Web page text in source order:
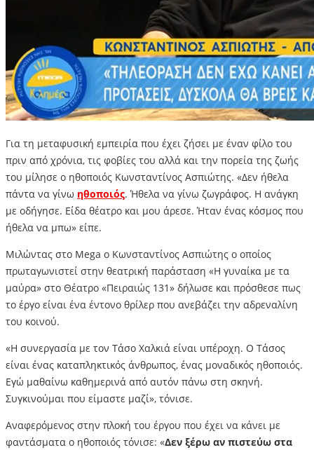
Για τη μεταφυσική εμπειρία που έχει ζήσει με έναν φίλο του
πριν από χρόνια, τις φοβίες του αλλά και την πορεία της ζωής
του μίλησε ο ηθοποιός Κωνσταντίνος Ασπιώτης. «Δεν ήθελα
πάντα να γίνω ηθοποιός. Ήθελα να γίνω ζωγράφος. Η ανάγκη
με οδήγησε. Είδα θέατρο και μου άρεσε. Ήταν ένας κόσμος που
ήθελα να μπω» είπε.
Μιλώντας στο Mega ο Κωνσταντίνος Ασπιώτης ο οποίος
πρωταγωνιστεί στην θεατρική παράσταση «Η γυναίκα με τα
μαύρα» στο Θέατρο «Πειραιώς 131» δήλωσε και πρόσθεσε πως
το έργο είναι ένα έντονο θρίλερ που ανεβάζει την αδρεναλίνη
του κοινού.
«Η συνεργασία με τον Τάσο Χαλκιά είναι υπέροχη. Ο Τάσος
είναι ένας καταπληκτικός άνθρωπος, ένας μοναδικός ηθοποιός.
Εγώ μαθαίνω καθημερινά από αυτόν πάνω στη σκηνή.
Συγκινούμαι που είμαστε μαζί», τόνισε.
Αναφερόμενος στην πλοκή του έργου που έχει να κάνει με
φαντάσματα ο ηθοποιός τόνισε: «Δεν ξέρω αν πιστεύω στα